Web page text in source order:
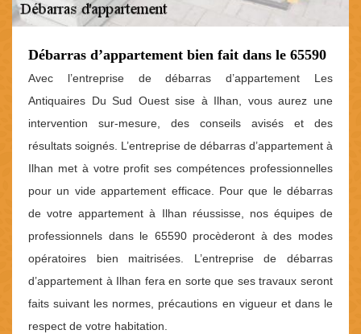
Débarras d’appartement bien fait dans le 65590
Avec l’entreprise de débarras d’appartement Les
Antiquaires Du Sud Ouest sise à Ilhan, vous aurez une
intervention sur-mesure, des conseils avisés et des
résultats soignés. L’entreprise de débarras d’appartement à
Ilhan met à votre profit ses compétences professionnelles
pour un vide appartement efficace. Pour que le débarras
de votre appartement à Ilhan réussisse, nos équipes de
professionnels dans le 65590 procèderont à des modes
opératoires bien maitrisées. L’entreprise de débarras
d’appartement à Ilhan fera en sorte que ses travaux seront
faits suivant les normes, précautions en vigueur et dans le
respect de votre habitation.